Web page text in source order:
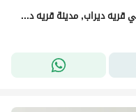
استراحة للبيع في شارع قريه ديراب 472, حي قريه ديراب, مدينة قريه ديراب, منطقة الرياض